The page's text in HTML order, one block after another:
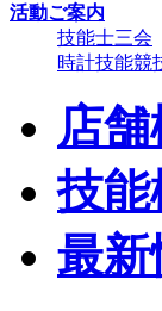
活動ご案内
技能士三会
時計技能競
店
技能
最新